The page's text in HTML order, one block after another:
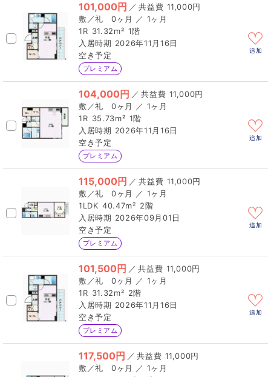
101,000円 ／
11,000円
0ヶ月 ／ 1ヶ月
1R 31.32m² 1階
2026年11月16日
空き予定
プレミアム
追加
104,000円 ／
11,000円
0ヶ月 ／ 1ヶ月
1R 35.73m² 1階
2026年11月16日
空き予定
プレミアム
追加
115,000円 ／
11,000円
0ヶ月 ／ 1ヶ月
1LDK 40.47m² 2階
2026年09月01日
空き予定
プレミアム
追加
101,500円 ／
11,000円
0ヶ月 ／ 1ヶ月
1R 31.32m² 2階
2026年11月16日
空き予定
プレミアム
追加
117,500円 ／
11,000円
0ヶ月 ／ 1ヶ月